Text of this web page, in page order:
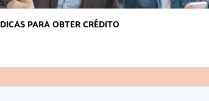
FAÇA A DIFERENÇA: SEJA SUSTENTÁVEL, SEJA